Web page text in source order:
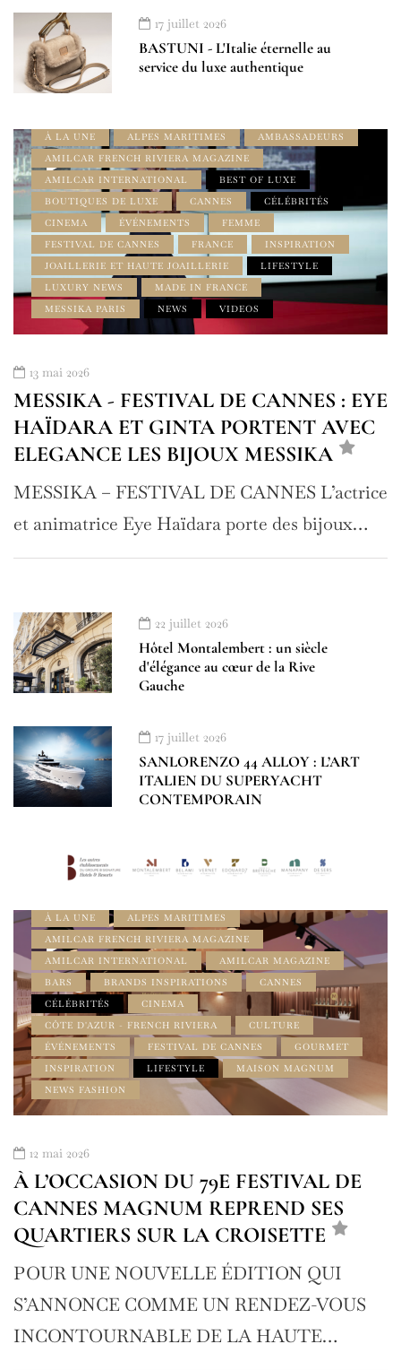
17 juillet 2026
BASTUNI - L'Italie éternelle au
service du luxe authentique
À LA UNE ALPES MARITIMES
AMBASSADEURS
AMILCAR FRENCH RIVIERA MAGAZINE
AMILCAR INTERNATIONAL
BEST OF LUXE
BOUTIQUES DE LUXE
CANNES
CÉLÉBRITÉS
CINEMA
ÉVÉNEMENTS
FEMME
FESTIVAL DE CANNES
FRANCE
INSPIRATION
JOAILLERIE ET HAUTE JOAILLERIE
LIFESTYLE
LUXURY NEWS
MADE IN FRANCE
MESSIKA PARIS
NEWS VIDEOS
13 mai 2026
MESSIKA - FESTIVAL DE CANNES : EYE
HAÏDARA ET GINTA PORTENT AVEC
ELEGANCE LES BIJOUX MESSIKA
MESSIKA – FESTIVAL DE CANNES L’actrice
et animatrice Eye Haïdara porte des bijoux…
22 juillet 2026
Hôtel Montalembert : un siècle
d'élégance au cœur de la Rive
Gauche
17 juillet 2026
SANLORENZO 44 ALLOY : L’ART
ITALIEN DU SUPERYACHT
CONTEMPORAIN
À LA UNE
ALPES MARITIMES
AMILCAR FRENCH RIVIERA MAGAZINE
AMILCAR INTERNATIONAL
AMILCAR MAGAZINE
BARS
BRANDS INSPIRATIONS
CANNES
CÉLÉBRITÉS
CINEMA
CÔTE D'AZUR - FRENCH RIVIERA
CULTURE
ÉVÉNEMENTS
FESTIVAL DE CANNES
GOURMET
INSPIRATION
LIFESTYLE
MAISON MAGNUM
NEWS FASHION
12 mai 2026
À L’OCCASION DU 79E FESTIVAL DE
CANNES MAGNUM REPREND SES
QUARTIERS SUR LA CROISETTE
POUR UNE NOUVELLE ÉDITION QUI
S’ANNONCE COMME UN RENDEZ-VOUS
INCONTOURNABLE DE LA HAUTE…